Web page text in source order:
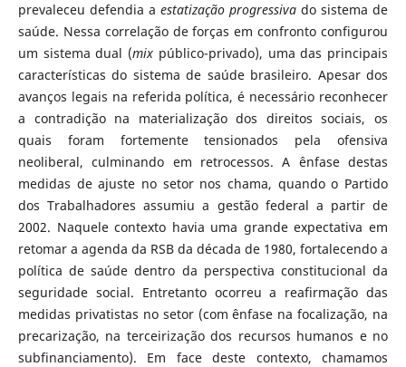
prevaleceu defendia a estatização progressiva do sistema de
saúde. Nessa correlação de forças em confronto configurou
um sistema dual (mix público-privado), uma das principais
características do sistema de saúde brasileiro. Apesar dos
avanços legais na referida política, é necessário reconhecer
a contradição na materialização dos direitos sociais, os
quais foram fortemente tensionados pela ofensiva
neoliberal, culminando em retrocessos. A ênfase destas
medidas de ajuste no setor nos chama, quando o Partido
dos Trabalhadores assumiu a gestão federal a partir de
2002. Naquele contexto havia uma grande expectativa em
retomar a agenda da RSB da década de 1980, fortalecendo a
política de saúde dentro da perspectiva constitucional da
seguridade social. Entretanto ocorreu a reafirmação das
medidas privatistas no setor (com ênfase na focalização, na
precarização, na terceirização dos recursos humanos e no
subfinanciamento). Em face deste contexto, chamamos